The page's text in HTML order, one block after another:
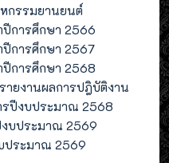
กรรมยานยนต์
การศึกษา 2566
การศึกษา 2567
การศึกษา 2568
ายงานผลการปฎิบัติงาน
รปีงบประมาณ 2568
บประมาณ 2569
ประมาณ 2569